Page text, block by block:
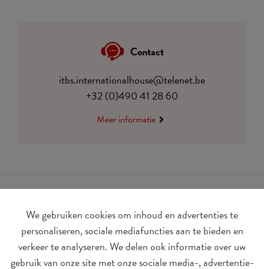
We gebruiken cookies om inhoud en advertenties te
personaliseren, sociale mediafuncties aan te bieden en
verkeer te analyseren. We delen ook informatie over uw
gebruik van onze site met onze sociale media-, advertentie-
Contact
itbs.internationalhouse@telenet.be
+32 (0)490 41 28 60
Meer informatie